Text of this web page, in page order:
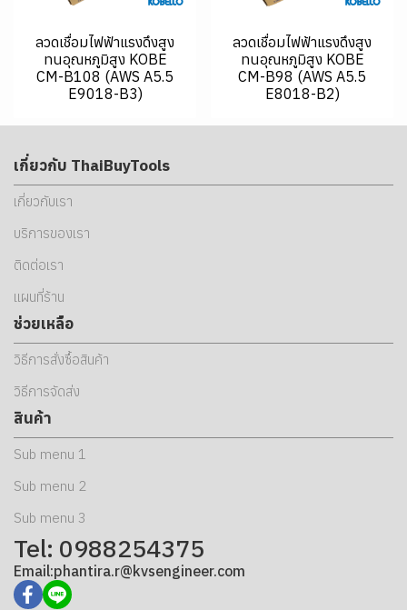
ลวดเชื่อมไฟฟ้าแรงดึงสูง
ทนอุณหภูมิสูง KOBE
CM-B108 (AWS A5.5
E9018-B3)
ลวดเชื่อมไฟฟ้าแรงดึงสูง
ทนอุณหภูมิสูง KOBE
CM-B98 (AWS A5.5
E8018-B2)
เกี่ยวกับ ThaiBuyTools
เกี่ยวกับเรา
บริการของเรา
ติดต่อเรา
แผนที่ร้าน
ช่วยเหลือ
วิธีการสั่งซื้อสินค้า
วิธีการจัดส่ง
สินค้า
Sub menu 1
Sub menu 2
Sub menu 3
Tel: 0988254375
Email:phantira.r@kvsengineer.com